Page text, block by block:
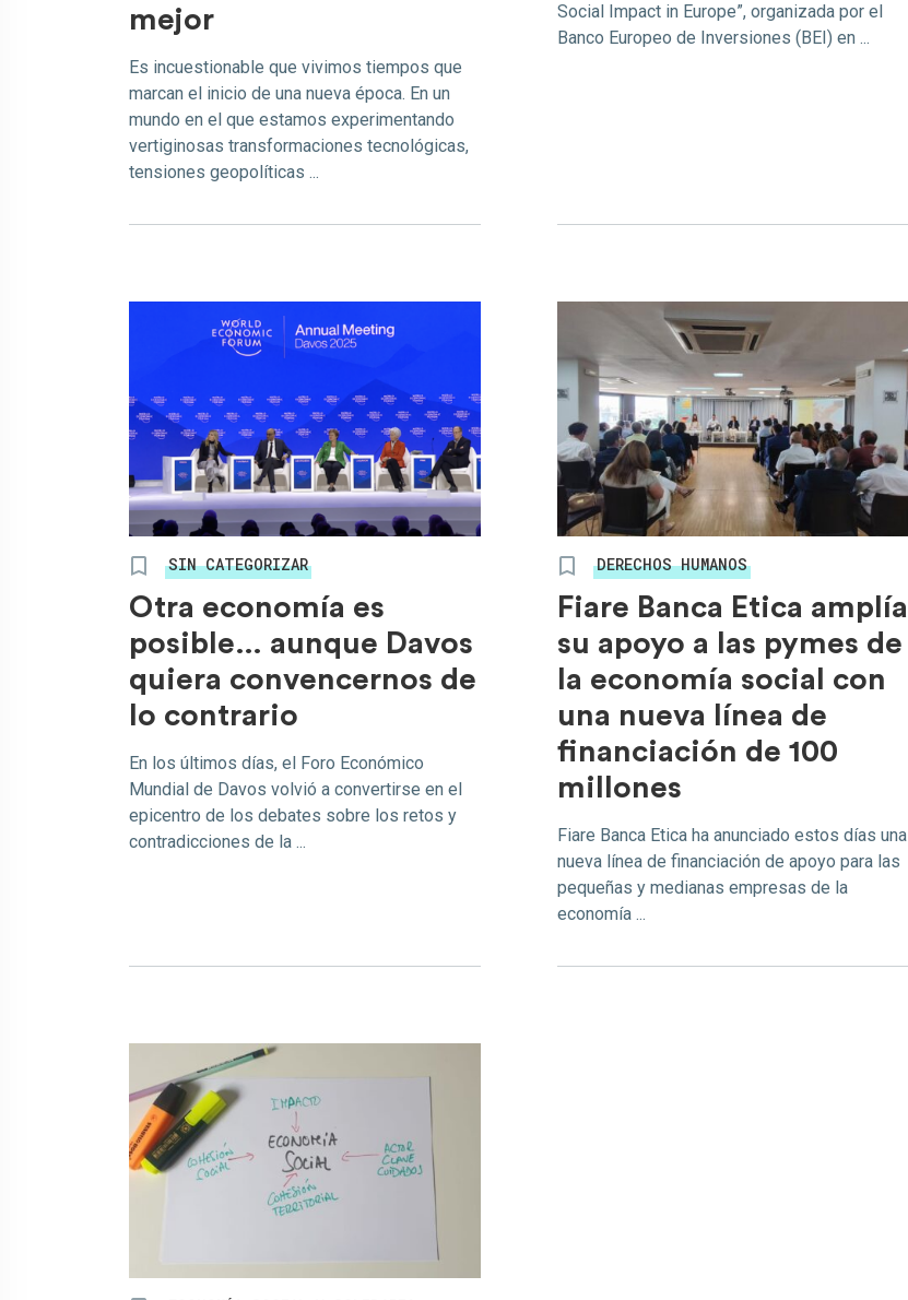
mejor
Es incuestionable que vivimos tiempos que
marcan el inicio de una nueva época. En un
mundo en el que estamos experimentando
vertiginosas transformaciones tecnológicas,
tensiones geopolíticas ...
Social Impact in Europe”, organizada por el
Banco Europeo de Inversiones (BEI) en ...
SIN CATEGORIZAR
Otra economía es
posible… aunque Davos
quiera convencernos de
lo contrario
En los últimos días, el Foro Económico
Mundial de Davos volvió a convertirse en el
epicentro de los debates sobre los retos y
contradicciones de la ...
DERECHOS HUMANOS
Fiare Banca Etica amplía
su apoyo a las pymes de
la economía social con
una nueva línea de
financiación de 100
millones
Fiare Banca Etica ha anunciado estos días una
nueva línea de financiación de apoyo para las
pequeñas y medianas empresas de la
economía ...